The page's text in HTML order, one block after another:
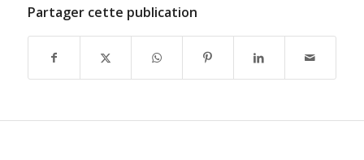
Partager cette publication